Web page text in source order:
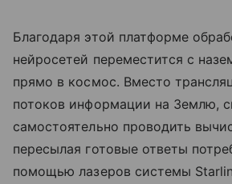
Благодаря этой платформе
нейросетей переместится с
прямо в космос. Вместо
потоков информации на Землю,
самостоятельно проводить
пересылая готовые ответы
помощью лазеров системы